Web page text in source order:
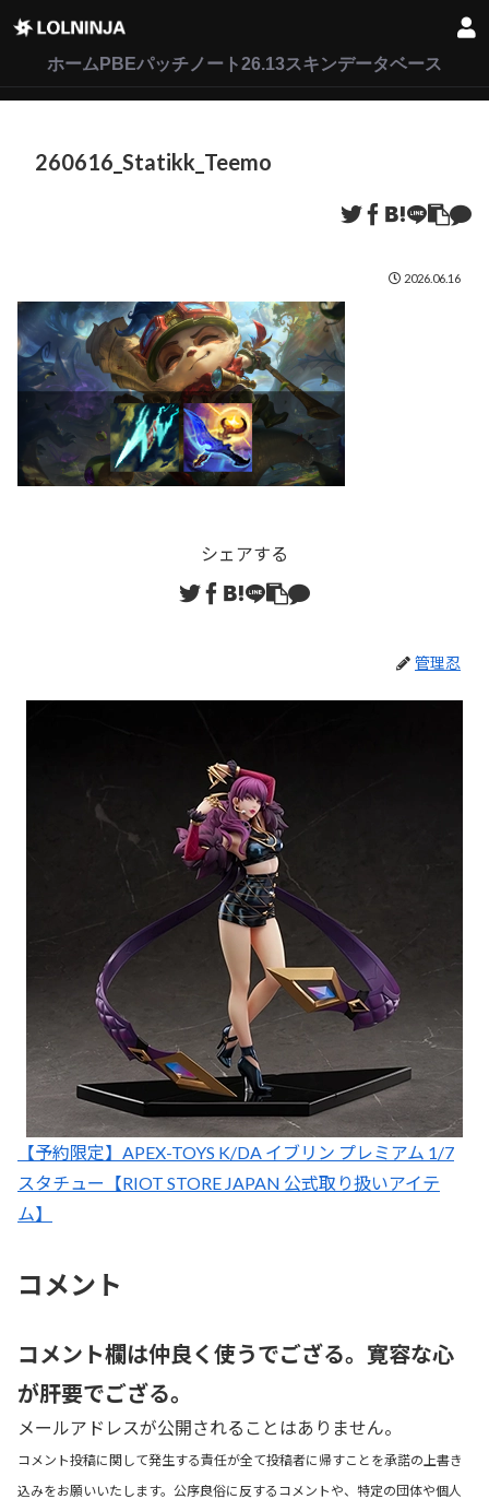
ホーム PBEパッチノート26.13スキンデータベース
260616_Statikk_Teemo
2026.06.16
シェアする
管理忍
【予約限定】APEX-TOYS K/DA イブリン プレミアム 1/7
スタチュー【RIOT STORE JAPAN 公式取り扱いアイテ
ム】
コメント
コメント欄は仲良く使うでござる。寛容な心
が肝要でござる。
メールアドレスが公開されることはありません。
コメント投稿に関して発生する責任が全て投稿者に帰すことを承諾の上書き
込みをお願いいたします。公序良俗に反するコメントや、特定の団体や個人